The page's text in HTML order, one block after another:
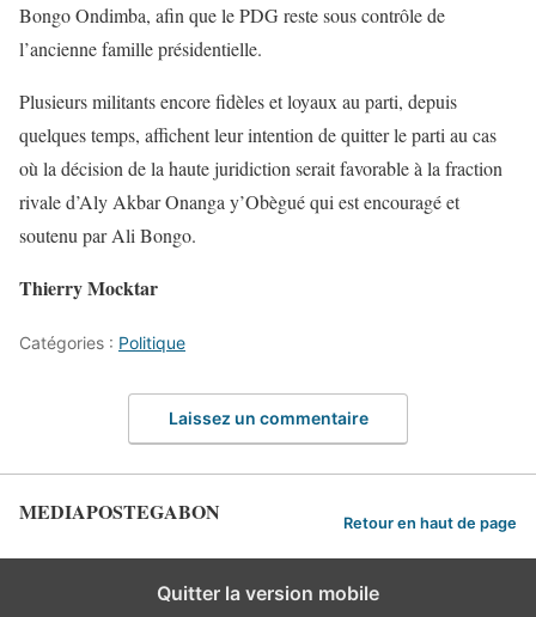
Bongo Ondimba, afin que le PDG reste sous contrôle de
l’ancienne famille présidentielle.
Plusieurs militants encore fidèles et loyaux au parti, depuis
quelques temps, affichent leur intention de quitter le parti au cas
où la décision de la haute juridiction serait favorable à la fraction
rivale d’Aly Akbar Onanga y’Obègué qui est encouragé et
soutenu par Ali Bongo.
Thierry Mocktar
Catégories : Politique
Laissez un commentaire
MEDIAPOSTEGABON Retour en haut de page
Quitter la version mobile